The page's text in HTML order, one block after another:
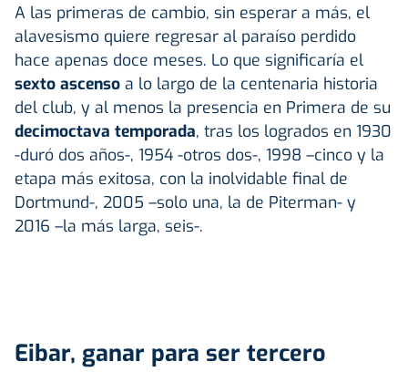
A las primeras de cambio, sin esperar a más, el
alavesismo quiere regresar al paraíso perdido
hace apenas doce meses. Lo que significaría el
sexto ascenso a lo largo de la centenaria historia
del club, y al menos la presencia en Primera de su
decimoctava temporada, tras los logrados en 1930
-duró dos años-, 1954 -otros dos-, 1998 –cinco y la
etapa más exitosa, con la inolvidable final de
Dortmund-, 2005 –solo una, la de Piterman- y
2016 –la más larga, seis-.
Eibar, ganar para ser tercero